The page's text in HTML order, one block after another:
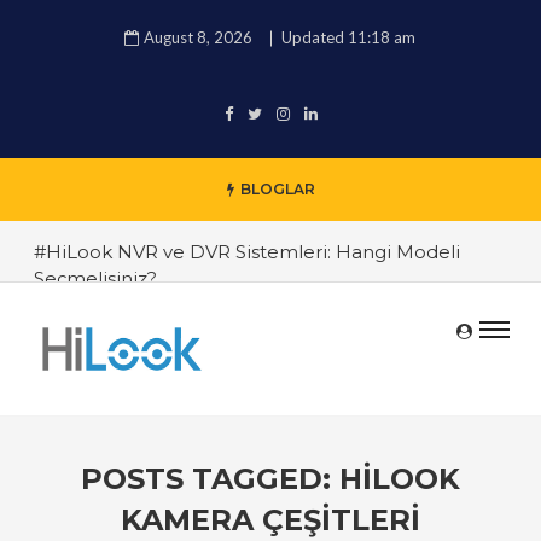
August 8, 2026 Updated 11:18 am
BLOGLAR
#HiLook NVR ve DVR Sistemleri: Hangi Modeli
Seçmelisiniz?
#HiLook Video Analitik Özellikleri ile Güvenlikte
Yeni Boyutlar
#HiLook Yazılımı ile Güvenlik Sistemlerinizi Nasıl
Optimize Edersiniz?
POSTS TAGGED: HILOOK
KAMERA ÇEŞITLERI